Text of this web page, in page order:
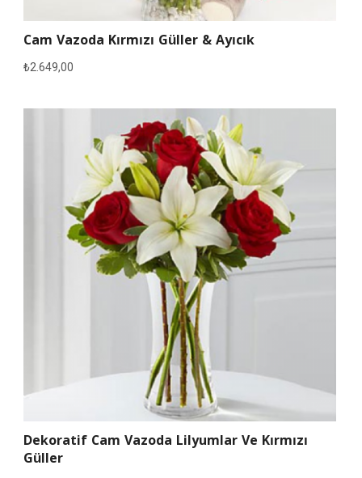
Cam Vazoda Kırmızı Güller & Ayıcık
₺2.649,00
Dekoratif Cam Vazoda Lilyumlar Ve Kırmızı
Güller